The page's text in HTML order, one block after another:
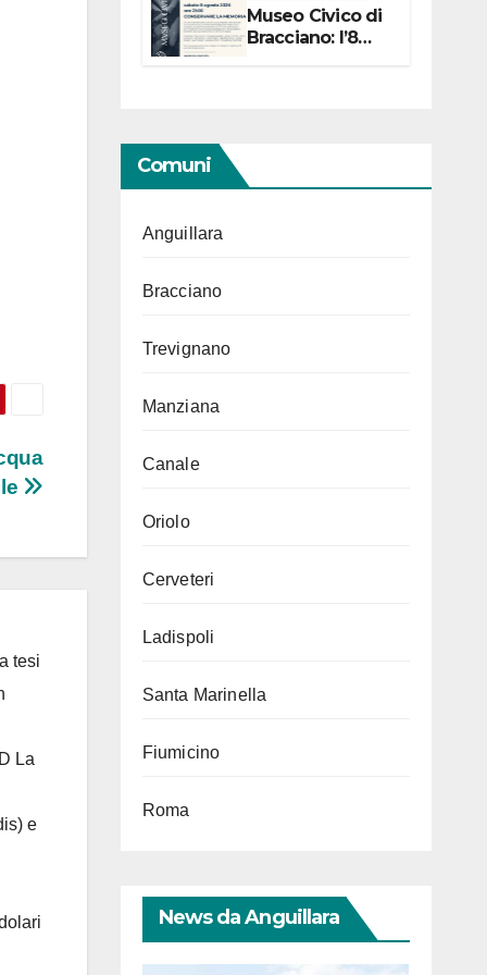
tesi
La
e
Museo Civico di
Bracciano: l’8
Comuni
Anguillara
Bracciano
Trevignano
Manziana
Canale
Oriolo
Cerveteri
Ladispoli
Santa Marinella
Fiumicino
Roma
News da Anguillara